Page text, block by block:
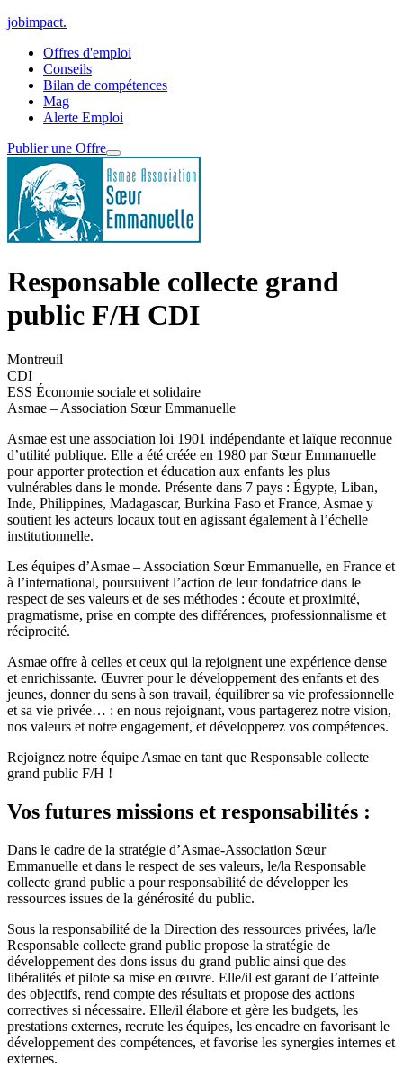
jobimpact.
Offres d'emploi
Conseils
Bilan de compétences
Mag
Alerte Emploi
Publier une Offre
Responsable collecte grand
public F/H CDI
Montreuil
CDI
ESS Économie sociale et solidaire
Asmae – Association Sœur Emmanuelle
Asmae est une association loi 1901 indépendante et laïque reconnue
d’utilité publique. Elle a été créée en 1980 par Sœur Emmanuelle
pour apporter protection et éducation aux enfants les plus
vulnérables dans le monde. Présente dans 7 pays : Égypte, Liban,
Inde, Philippines, Madagascar, Burkina Faso et France, Asmae y
soutient les acteurs locaux tout en agissant également à l’échelle
institutionnelle.
Les équipes d’Asmae – Association Sœur Emmanuelle, en France et
à l’international, poursuivent l’action de leur fondatrice dans le
respect de ses valeurs et de ses méthodes : écoute et proximité,
pragmatisme, prise en compte des différences, professionnalisme et
réciprocité.
Asmae offre à celles et ceux qui la rejoignent une expérience dense
et enrichissante. Œuvrer pour le développement des enfants et des
jeunes, donner du sens à son travail, équilibrer sa vie professionnelle
et sa vie privée… : en nous rejoignant, vous partagerez notre vision,
nos valeurs et notre engagement, et développerez vos compétences.
Rejoignez notre équipe Asmae en tant que Responsable collecte
grand public F/H !
Vos futures missions et responsabilités :
Dans le cadre de la stratégie d’Asmae-Association Sœur
Emmanuelle et dans le respect de ses valeurs, le/la Responsable
collecte grand public a pour responsabilité de développer les
ressources issues de la générosité du public.
Sous la responsabilité de la Direction des ressources privées, la/le
Responsable collecte grand public propose la stratégie de
développement des dons issus du grand public ainsi que des
libéralités et pilote sa mise en œuvre. Elle/il est garant de l’atteinte
des objectifs, rend compte des résultats et propose des actions
correctives si nécessaire. Elle/il élabore et gère les budgets, les
prestations externes, recrute les équipes, les encadre en favorisant le
développement des compétences, et favorise les synergies internes et
externes.